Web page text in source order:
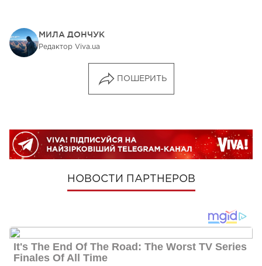
МИЛА ДОНЧУК
Редактор Viva.ua
ПОШЕРИТЬ
НОВОСТИ ПАРТНЕРОВ